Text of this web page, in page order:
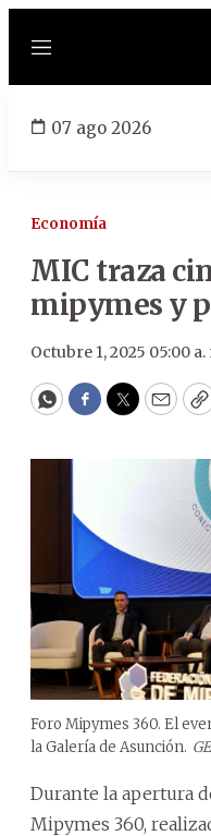
Menú
07 ago 2026
Economía
MIC traza
mipymes y
Octubre 1, 2025 05:00 a.
WhatsApp
Facebook
Twitter
Foro Mipymes 360. El
la Galería de Asunción.
Durante la apertura
Mipymes 360,